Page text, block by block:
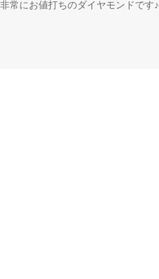
非常にお値打ちのダイヤモンドです♪